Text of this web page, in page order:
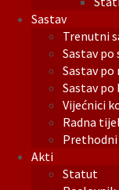
Sastav
Trenutni
Sastav
Sastav
Sastav
Vijećnici
Radna
Akti
Statut